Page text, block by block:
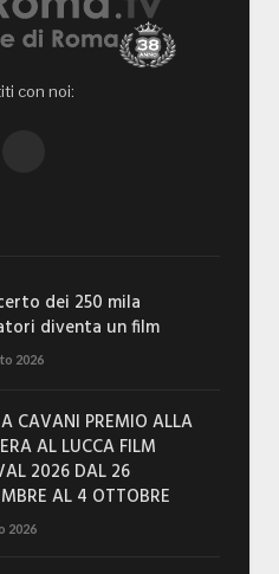
con noi:
dei 250 mila
diventa un film
2026
CAVANI PREMIO ALLA
AL LUCCA FILM
2026 DAL 26
AL 4 OTTOBRE
2026